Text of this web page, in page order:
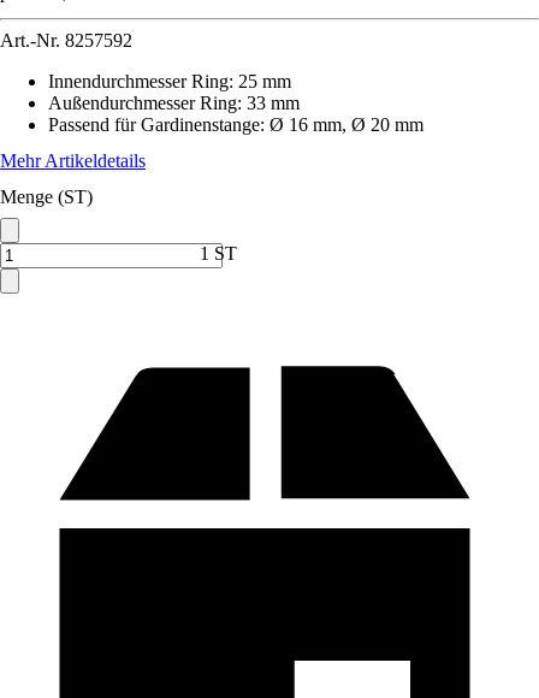
Art.-Nr. 8257592
Innendurchmesser Ring: 25 mm
Außendurchmesser Ring: 33 mm
Passend für Gardinenstange: Ø 16 mm, Ø 20 mm
Mehr Artikeldetails
Menge (ST)
1 ST